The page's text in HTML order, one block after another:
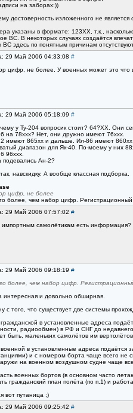
на заборах:))
достоверность изложенного не
указаны в формате: 123ХХ, т.к.,
ВС. В некоторых случаях создаётся
ВС здесь по понятным причинам
29 Май 2006 04:33:08 #
цифр, не более. У военных может это что и
29 Май 2006 05:18:09 #
у Ту-204 вопросик стоит? 64?ХХ. Они
на 78ххх? Нет, они дружно имеют 76ххх.
имеют 865хх и дальше. Ил-86 имеют 860хх
диапазон для Як-40. По-моему у них
96ххх.
подевались Ан-2?
навскидку. А вообще классная подборка.
цифр, не более
более, чем набор цифр.
29 Май 2006 07:57:02 #
импортным самолётикам есть информация?
29 Май 2006 09:18:19 #
более, чем набор цифр.
интересная и довольно обширная.
с того, что существует две системы
в установленные адреса
радиообмен) в РФ и СНГ до
быть, маленьких самолётов им
в установленные адреса подаётся
и с номером борта чаще всего не
на военном воздушном судне чаще
военных бортов (в основном часто
гражданский план полёта (по п.1) и
вот путаница ;)
29 Май 2006 09:25:42 #